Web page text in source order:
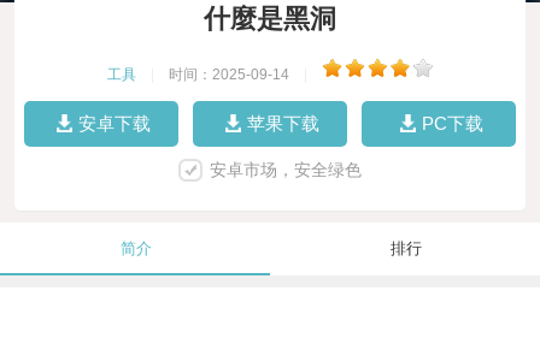
什麼是黑洞
工具 时间：2025-09-14
安卓下载 苹果下载 PC下载
安卓市场，安全绿色
简介 排行